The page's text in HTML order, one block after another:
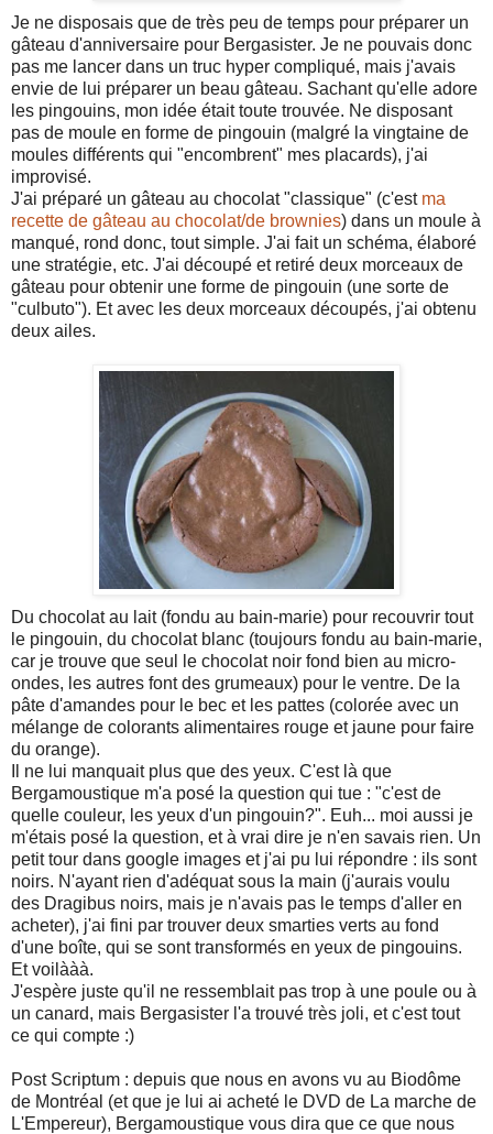
Je ne disposais que de très peu de temps pour préparer un
gâteau d'anniversaire pour Bergasister. Je ne pouvais donc
pas me lancer dans un truc hyper compliqué, mais j'avais
envie de lui préparer un beau gâteau. Sachant qu'elle adore
les pingouins, mon idée était toute trouvée. Ne disposant
pas de moule en forme de pingouin (malgré la vingtaine de
moules différents qui "encombrent" mes placards), j'ai
improvisé.
J'ai préparé un gâteau au chocolat "classique" (c'est ma
recette de gâteau au chocolat/de brownies) dans un moule à
manqué, rond donc, tout simple. J'ai fait un schéma, élaboré
une stratégie, etc. J'ai découpé et retiré deux morceaux de
gâteau pour obtenir une forme de pingouin (une sorte de
"culbuto"). Et avec les deux morceaux découpés, j'ai obtenu
deux ailes.
Du chocolat au lait (fondu au bain-marie) pour recouvrir tout
le pingouin, du chocolat blanc (toujours fondu au bain-marie,
car je trouve que seul le chocolat noir fond bien au micro-
ondes, les autres font des grumeaux) pour le ventre. De la
pâte d'amandes pour le bec et les pattes (colorée avec un
mélange de colorants alimentaires rouge et jaune pour faire
du orange).
Il ne lui manquait plus que des yeux. C'est là que
Bergamoustique m'a posé la question qui tue : "c'est de
quelle couleur, les yeux d'un pingouin?". Euh... moi aussi je
m'étais posé la question, et à vrai dire je n'en savais rien. Un
petit tour dans google images et j'ai pu lui répondre : ils sont
noirs. N'ayant rien d'adéquat sous la main (j'aurais voulu
des Dragibus noirs, mais je n'avais pas le temps d'aller en
acheter), j'ai fini par trouver deux smarties verts au fond
d'une boîte, qui se sont transformés en yeux de pingouins.
Et voilààà.
J'espère juste qu'il ne ressemblait pas trop à une poule ou à
un canard, mais Bergasister l'a trouvé très joli, et c'est tout
ce qui compte :)
Post Scriptum : depuis que nous en avons vu au Biodôme
de Montréal (et que je lui ai acheté le DVD de La marche de
L'Empereur), Bergamoustique vous dira que ce que nous